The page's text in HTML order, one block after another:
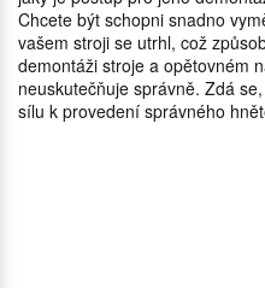
Chcete být schopni snadno
vašem stroji se utrhl, což
demontáži stroje a opětovném
neuskutečňuje správně. Zdá
sílu k provedení správného